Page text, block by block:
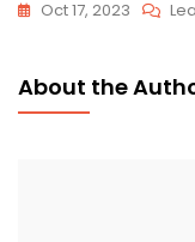
Oct 17, 2023
About the